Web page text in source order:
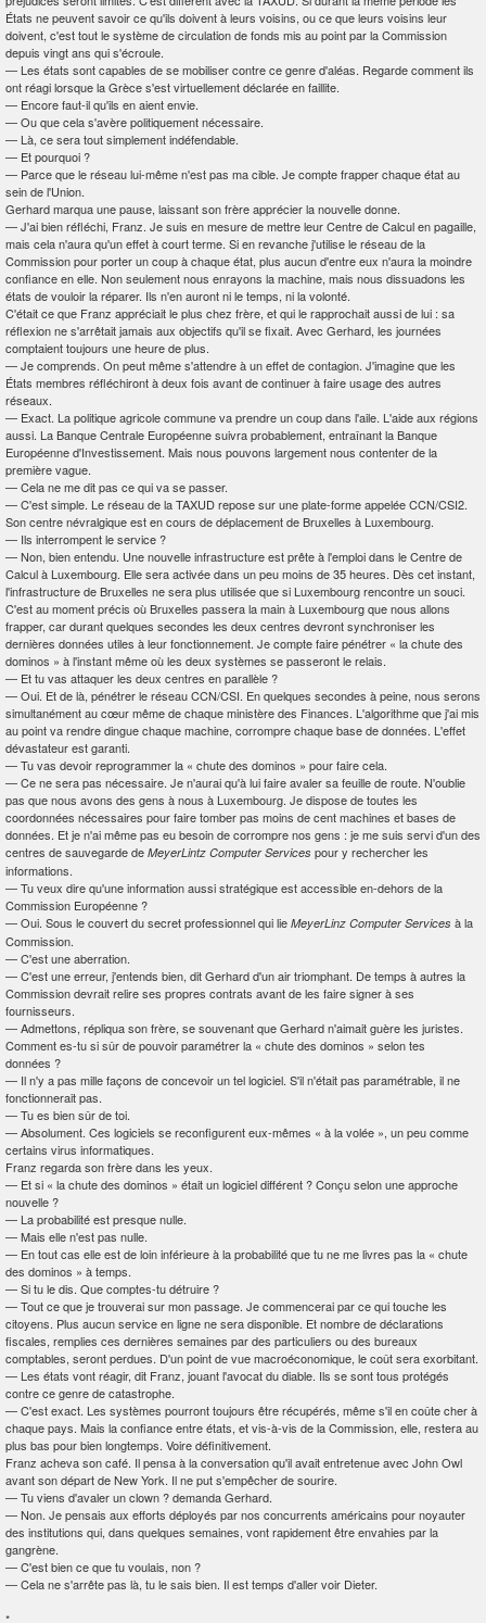
États ne peuvent savoir ce qu'ils doivent à leurs voisins, ou ce que leurs voisins leur
doivent, c'est tout le système de circulation de fonds mis au point par la Commission
depuis vingt ans qui s'écroule.
—Les états sont capables de se mobiliser contre ce genre d'aléas. Regarde comment ils
ont réagi lorsque la Grèce s'est virtuellement déclarée en faillite.
— Encore faut-il qu'ils en aient envie.
—Ou que cela s'avère politiquement nécessaire.
—Là, ce sera tout simplement indéfendable.
— Et pourquoi ?
— Parce que le réseau lui-même n'est pas ma cible. Je compte frapper chaque état au
sein de l'Union.
Gerhard marqua une pause, laissant son frère apprécier la nouvelle donne.
—J'ai bien réfléchi, Franz. Je suis en mesure de mettre leur Centre de Calcul en pagaille,
mais cela n'aura qu'un effet à court terme. Si en revanche j'utilise le réseau de la
Commission pour porter un coup à chaque état, plus aucun d'entre eux n'aura la moindre
confiance en elle. Non seulement nous enrayons la machine, mais nous dissuadons les
états de vouloir la réparer. Ils n'en auront ni le temps, ni la volonté.
C'était ce que Franz appréciait le plus chez frère, et qui le rapprochait aussi de lui : sa
réflexion ne s'arrêtait jamais aux objectifs qu'il se fixait. Avec Gerhard, les journées
comptaient toujours une heure de plus.
—Je comprends. On peut même s'attendre à un effet de contagion. J'imagine que les
États membres réfléchiront à deux fois avant de continuer à faire usage des autres
réseaux.
— Exact. La politique agricole commune va prendre un coup dans l'aile. L'aide aux régions
aussi. La Banque Centrale Européenne suivra probablement, entraînant la Banque
Européenne d'Investissement. Mais nous pouvons largement nous contenter de la
première vague.
—Cela ne me dit pas ce qui va se passer.
—C'est simple. Le réseau de la TAXUD repose sur une plate-forme appelée CCN/CSI2.
Son centre névralgique est en cours de déplacement de Bruxelles à Luxembourg.
— Ils interrompent le service ?
—Non, bien entendu. Une nouvelle infrastructure est prête à l'emploi dans le Centre de
Calcul à Luxembourg. Elle sera activée dans un peu moins de 35 heures. Dès cet instant,
l'infrastructure de Bruxelles ne sera plus utilisée que si Luxembourg rencontre un souci.
C'est au moment précis où Bruxelles passera la main à Luxembourg que nous allons
frapper, car durant quelques secondes les deux centres devront synchroniser les
dernières données utiles à leur fonctionnement. Je compte faire pénétrer « la chute des
dominos » à l'instant même où les deux systèmes se passeront le relais.
— Et tu vas attaquer les deux centres en parallèle ?
—Oui. Et de là, pénétrer le réseau CCN/CSI. En quelques secondes à peine, nous serons
simultanément au cœur même de chaque ministère des Finances. L'algorithme que j'ai mis
au point va rendre dingue chaque machine, corrompre chaque base de données. L'effet
dévastateur est garanti.
—Tu vas devoir reprogrammer la « chute des dominos » pour faire cela.
—Ce ne sera pas nécessaire. Je n'aurai qu'à lui faire avaler sa feuille de route. N'oublie
pas que nous avons des gens à nous à Luxembourg. Je dispose de toutes les
coordonnées nécessaires pour faire tomber pas moins de cent machines et bases de
données. Et je n'ai même pas eu besoin de corrompre nos gens : je me suis servi d'un des
centres de sauvegarde de MeyerLintz Computer Services pour y rechercher les
informations.
—Tu veux dire qu'une information aussi stratégique est accessible en-dehors de la
Commission Européenne ?
—Oui. Sous le couvert du secret professionnel qui lie MeyerLinz Computer Services à la
Commission.
—C'est une aberration.
—C'est une erreur, j'entends bien, dit Gerhard d'un air triomphant. De temps à autres la
Commission devrait relire ses propres contrats avant de les faire signer à ses
fournisseurs.
—Admettons, répliqua son frère, se souvenant que Gerhard n'aimait guère les juristes.
Comment es-tu si sûr de pouvoir paramétrer la « chute des dominos » selon tes
données ?
— Il n'y a pas mille façons de concevoir un tel logiciel. S'il n'était pas paramétrable, il ne
fonctionnerait pas.
—Tu es bien sûr de toi.
—Absolument. Ces logiciels se reconfigurent eux-mêmes « à la volée », un peu comme
certains virus informatiques.
Franz regarda son frère dans les yeux.
— Et si « la chute des dominos » était un logiciel différent ? Conçu selon une approche
nouvelle ?
—La probabilité est presque nulle.
—Mais elle n'est pas nulle.
— En tout cas elle est de loin inférieure à la probabilité que tu ne me livres pas la « chute
des dominos » à temps.
—Si tu le dis. Que comptes-tu détruire ?
—Tout ce que je trouverai sur mon passage. Je commencerai par ce qui touche les
citoyens. Plus aucun service en ligne ne sera disponible. Et nombre de déclarations
fiscales, remplies ces dernières semaines par des particuliers ou des bureaux
comptables, seront perdues. D'un point de vue macroéconomique, le coût sera exorbitant.
—Les états vont réagir, dit Franz, jouant l'avocat du diable. Ils se sont tous protégés
contre ce genre de catastrophe.
—C'est exact. Les systèmes pourront toujours être récupérés, même s'il en coûte cher à
chaque pays. Mais la confiance entre états, et vis-à-vis de la Commission, elle, restera au
plus bas pour bien longtemps. Voire définitivement.
Franz acheva son café. Il pensa à la conversation qu'il avait entretenue avec John Owl
avant son départ de New York. Il ne put s'empêcher de sourire.
—Tu viens d'avaler un clown ? demanda Gerhard.
—Non. Je pensais aux efforts déployés par nos concurrents américains pour noyauter
des institutions qui, dans quelques semaines, vont rapidement être envahies par la
gangrène.
—C'est bien ce que tu voulais, non ?
—Cela ne s'arrête pas là, tu le sais bien. Il est temps d'aller voir Dieter.
*